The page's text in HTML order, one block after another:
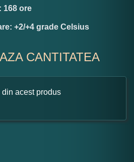
168 ore
+2/+4 grade Celsius
CANTITATEA
din acest produs